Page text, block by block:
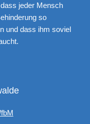
jeder Mensch
so
und dass ihm soviel